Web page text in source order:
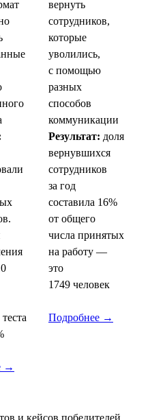
→
вернуть
сотрудников,
которые
уволились,
с помощью
разных
способов
коммуникации
Результат: доля
вернувшихся
сотрудников
за год
составила 16%
от общего
числа принятых
на работу —
это
1749 человек
Подробнее →
и кейсов победителей